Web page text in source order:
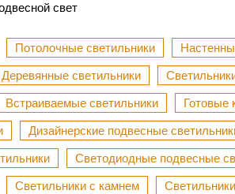
свет
Потолочные светильники
Деревянные светильники
Встраиваемые светильники Готовые
Дизайнерские подвесные
Светодиодные подвесные
Светильники с камнем